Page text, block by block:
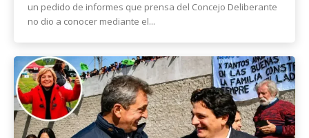
un pedido de informes que prensa del Concejo Deliberante
no dio a conocer mediante el...